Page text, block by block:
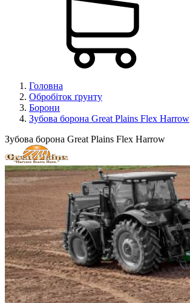
Головна
Обробіток ґрунту
Борони
Зубова борона Great Plains Flex Harrow
Зубова борона Great Plains Flex Harrow